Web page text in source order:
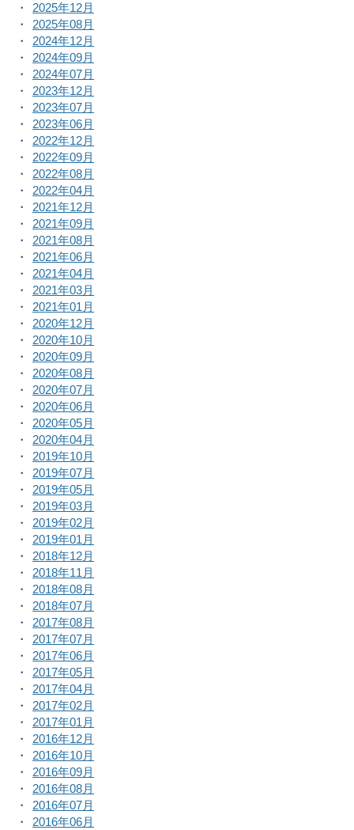
2025年12月
2025年08月
2024年12月
2024年09月
2024年07月
2023年12月
2023年07月
2023年06月
2022年12月
2022年09月
2022年08月
2022年04月
2021年12月
2021年09月
2021年08月
2021年06月
2021年04月
2021年03月
2021年01月
2020年12月
2020年10月
2020年09月
2020年08月
2020年07月
2020年06月
2020年05月
2020年04月
2019年10月
2019年07月
2019年05月
2019年03月
2019年02月
2019年01月
2018年12月
2018年11月
2018年08月
2018年07月
2017年08月
2017年07月
2017年06月
2017年05月
2017年04月
2017年02月
2017年01月
2016年12月
2016年10月
2016年09月
2016年08月
2016年07月
2016年06月